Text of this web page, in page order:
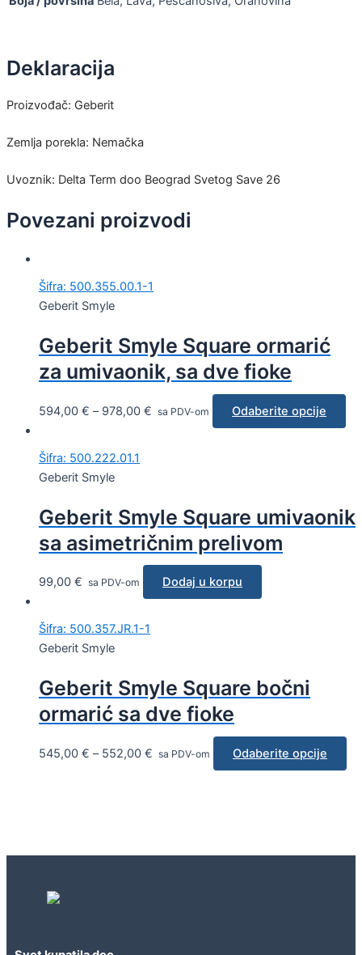
Deklaracija
Proizvođač: Geberit
Zemlja porekla: Nemačka
Uvoznik: Delta Term doo Beograd Svetog Save 26
Povezani proizvodi
Šifra: 500.355.00.1-1
Geberit Smyle
Geberit Smyle Square ormarić
za umivaonik, sa dve fioke
594,00 € – 978,00 € sa PDV-om Odaberite opcije
Šifra: 500.222.01.1
Geberit Smyle
Geberit Smyle Square umivaonik
sa asimetričnim prelivom
99,00 € sa PDV-om Dodaj u korpu
Šifra: 500.357.JR.1-1
Geberit Smyle
Geberit Smyle Square bočni
ormarić sa dve fioke
545,00 € – 552,00 € sa PDV-om Odaberite opcije